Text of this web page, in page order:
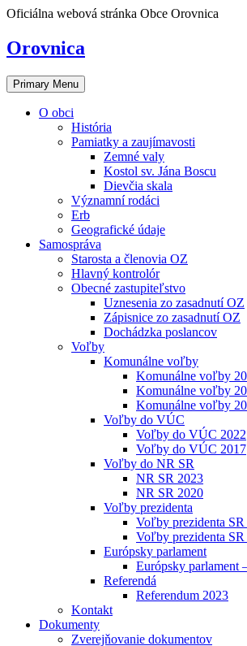
Skip
content
Oficiálna webová stránka Obce Orovnica
Orovnica
Primary Menu
O obci
História
Pamiatky a zaujímavosti
Zemné valy
Kostol sv. Jána Boscu
Dievčia skala
Významní rodáci
Erb
Geografické údaje
Samospráva
Starosta a členovia OZ
Hlavný kontrolór
Obecné zastupiteľstvo
Uznesenia zo zasadnutí OZ
Zápisnice zo zasadnutí OZ
Dochádzka poslancov
Voľby
Komunálne voľby
Komunálne voľby
Komunálne voľby
Komunálne voľby
Voľby do VÚC
Voľby do VÚC 2022
Voľby do VÚC 2017
Voľby do NR SR
NR SR 2023
NR SR 2020
Voľby prezidenta
Voľby prezidenta SR
Voľby prezidenta SR
Európsky parlament
Európsky parlament
Referendá
Referendum 2023
Kontakt
Dokumenty
Zverejňovanie dokumentov